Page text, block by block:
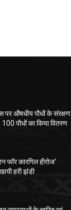
पर औषधीय पौधों के संरक्षण
पौधों का किया वितरण
फॉर कारगिल हीरोज’
हरी झंडी